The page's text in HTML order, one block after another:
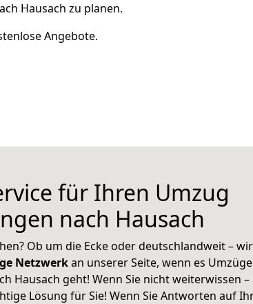
Hausach zu planen.
Angebote.
für Ihren Umzug
nach Hausach
Ob um die Ecke oder deutschlandweit – wir
Netzwerkan unserer Seite, wenn es Umzüge
Hausach geht! Wenn Sie nicht weiterwissen –
Lösung für Sie! Wenn Sie Antworten auf